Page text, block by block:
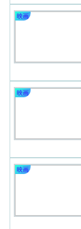
映画
映画
映画